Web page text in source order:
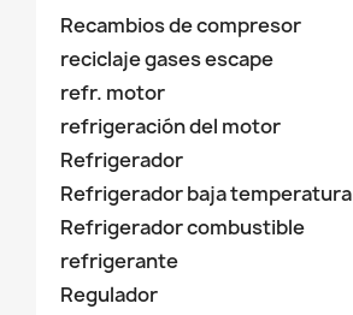
Recambios de compresor
reciclaje gases escape
refr. motor
refrigeración del motor
Refrigerador
Refrigerador baja temperatura
Refrigerador combustible
refrigerante
Regulador